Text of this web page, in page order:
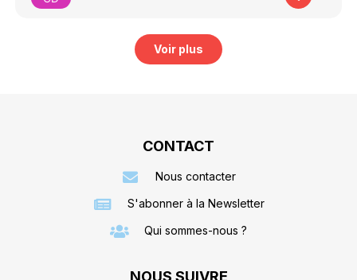
Voir plus
CONTACT
Nous contacter
S'abonner à la Newsletter
Qui sommes-nous ?
NOUS SUIVRE